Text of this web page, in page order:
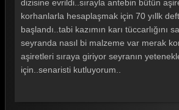
dizisine evrildi..sırayla antebin bütün
korhanlarla hesaplaşmak için 70 yıllk
başlandı..tabi kazımın karı tüccarlığını
seyranda nasıl bi malzeme var merak
aşiretleri sıraya giriyor seyranın
için..senaristi kutluyorum..